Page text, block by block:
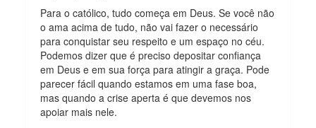
Para o católico, tudo começa em Deus. Se você não
o ama acima de tudo, não vai fazer o necessário
para conquistar seu respeito e um espaço no céu.
Podemos dizer que é preciso depositar confiança
em Deus e em sua força para atingir a graça. Pode
parecer fácil quando estamos em uma fase boa,
mas quando a crise aperta é que devemos nos
apoiar mais nele.